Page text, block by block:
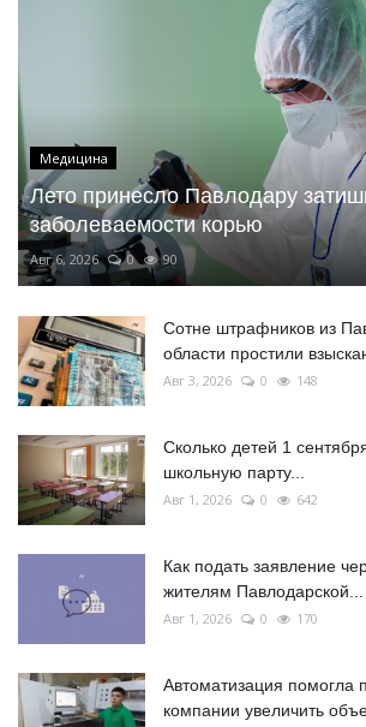
Медицина
Лето принесло Павлодару
заболеваемости корью
Авг 6, 2026 0 90
Сотне штрафников из
области простили
Авг 3, 2026 0 148
Сколько детей 1
школьную парту...
Авг 1, 2026 0 642
Как подать заявление
жителям Павлодарской...
Авг 1, 2026 0 170
Автоматизация помогла
компании увеличить